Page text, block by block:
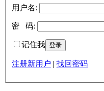
用户名:
密 码:
记住我
注册新用户 | 找回密码